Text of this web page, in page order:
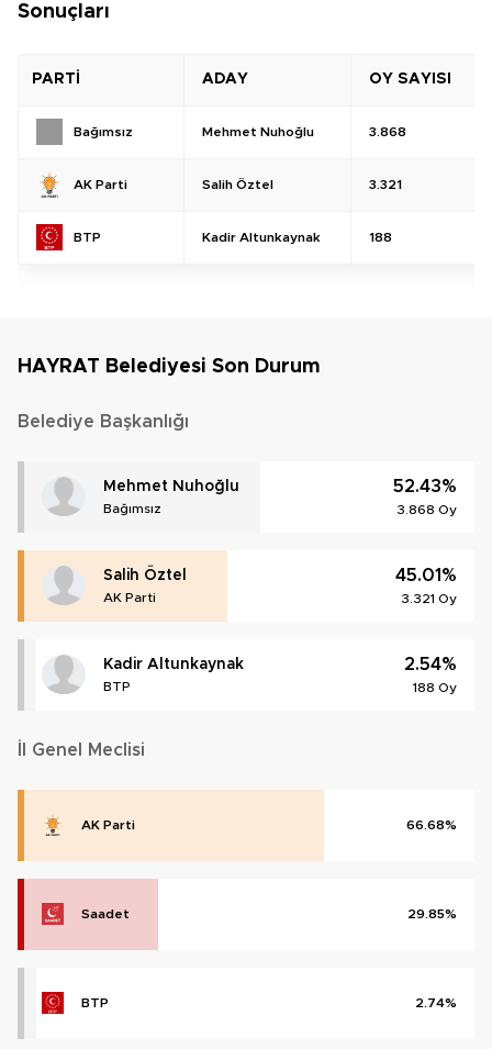
Sonuçları
PARTİ ADAY OY SAYISI
Bağımsız Mehmet Nuhoğlu 3.868
AK Parti Salih Öztel 3.321
BTP Kadir Altunkaynak 188
HAYRAT Belediyesi Son Durum
Belediye Başkanlığı
Mehmet Nuhoğlu
Bağımsız
52.43%
3.868 Oy
Salih Öztel
AK Parti
45.01%
3.321 Oy
Kadir Altunkaynak
BTP
2.54%
188 Oy
İl Genel Meclisi
AK Parti 66.68%
Saadet 29.85%
BTP 2.74%